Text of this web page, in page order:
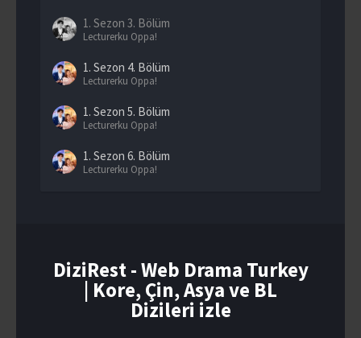
1. Sezon 3. Bölüm
Lecturerku Oppa!
1. Sezon 4. Bölüm
Lecturerku Oppa!
1. Sezon 5. Bölüm
Lecturerku Oppa!
1. Sezon 6. Bölüm
Lecturerku Oppa!
1. Sezon9. Bölüm
Lecturerku Oppa!
DiziRest - Web Drama Turkey
| Kore, Çin, Asya ve BL
Dizileri izle